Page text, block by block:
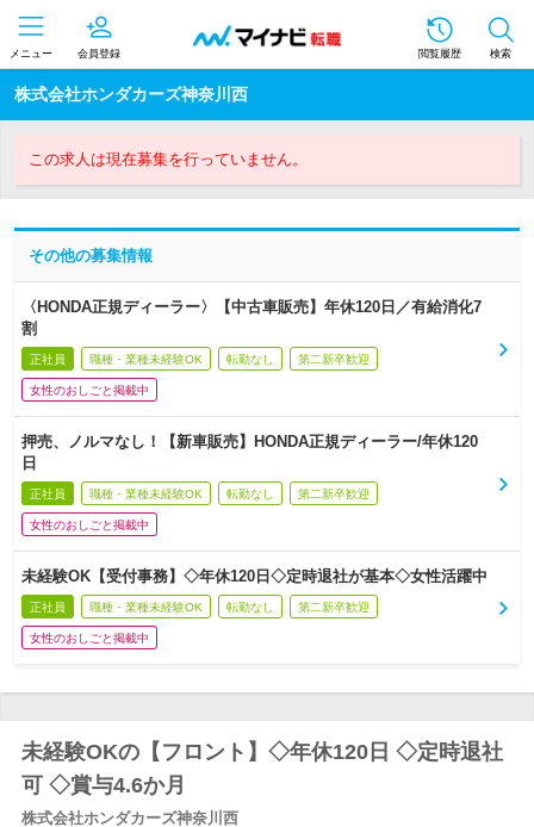
メニュー 会員登録 閲覧履歴 検索
株式会社ホンダカーズ神奈川西
この求人は現在募集を行っていません。
その他の募集情報
〈HONDA正規ディーラー〉【中古車販売】年休120日／有給消化7
割
正社員 職種・業種未経験OK 転勤なし 第二新卒歓迎
女性のおしごと掲載中
押売、ノルマなし！【新車販売】HONDA正規ディーラー/年休120
日
正社員 職種・業種未経験OK 転勤なし 第二新卒歓迎
女性のおしごと掲載中
未経験OK【受付事務】◇年休120日◇定時退社が基本◇女性活躍中
正社員 職種・業種未経験OK 転勤なし 第二新卒歓迎
女性のおしごと掲載中
未経験OKの【フロント】◇年休120日 ◇定時退社
可 ◇賞与4.6か月
株式会社ホンダカーズ神奈川西